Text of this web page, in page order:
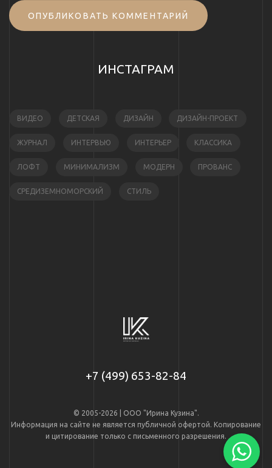
ОПУБЛИКОВАТЬ КОММЕНТАРИЙ
ИНСТАГРАМ
ВИДЕО ДЕТСКАЯ ДИЗАЙН ДИЗАЙН-ПРОЕКТ
ЖУРНАЛ ИНТЕРВЬЮ ИНТЕРЬЕР КЛАССИКА
ЛОФТ МИНИМАЛИЗМ МОДЕРН ПРОВАНС
СРЕДИЗЕМНОМОРСКИЙ СТИЛЬ
+7 (499) 653-82-84
© 2005-2026 | ООО "Ирина Кузина".
Информация на сайте не является публичной офертой. Копирование
и цитирование только с письменного разрешения.